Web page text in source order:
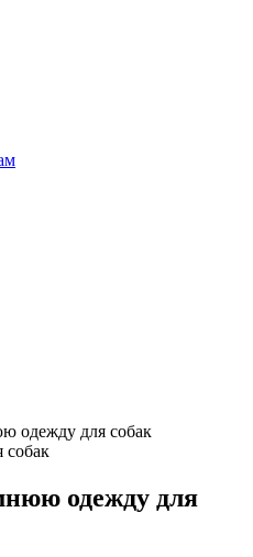
одежду для собак
одежду для